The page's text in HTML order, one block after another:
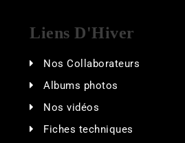
Liens D'Hiver
Nos Collaborateurs
Albums photos
Nos vidéos
Fiches techniques